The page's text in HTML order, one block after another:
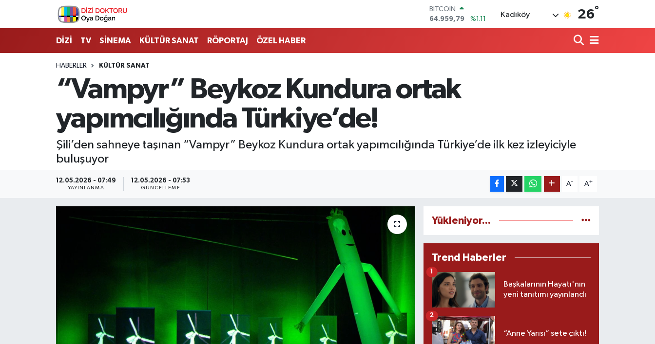
64.959,79
DOLAR
47,7436
%0.18
6660.55
BİST100
Kadıköy 26°
DİZİ TV SİNEMA KÜLTÜR SANAT RÖPORTAJ ÖZEL HABER
HABERLER KÜLTÜR SANAT
“Vampyr” Beykoz Kundura ortak
yapımcılığında Türkiye’de!
Şili’den sahneye taşınan “Vampyr” Beykoz Kundura ortak yapımcılığında Türkiye’de ilk kez izleyiciyle
buluşuyor
12.05.2026 - 07:49
YAYINLANMA
12.05.2026 - 07:53
GÜNCELLEME
A- A+
Yükleniyor...
Trend Haberler
Başkalarının Hayatı'nın
yeni tanıtımı yayınlandı
1
“Anne Yarısı” sete çıktı!
2
İstanbul Nöbetçi Eczaneler
İstanbul Hava Durumu
İstanbul Namaz Vakitleri
İstanbul Trafik Yoğunluk Haritası
Tüm Manşetler
Son Dakika Haberleri